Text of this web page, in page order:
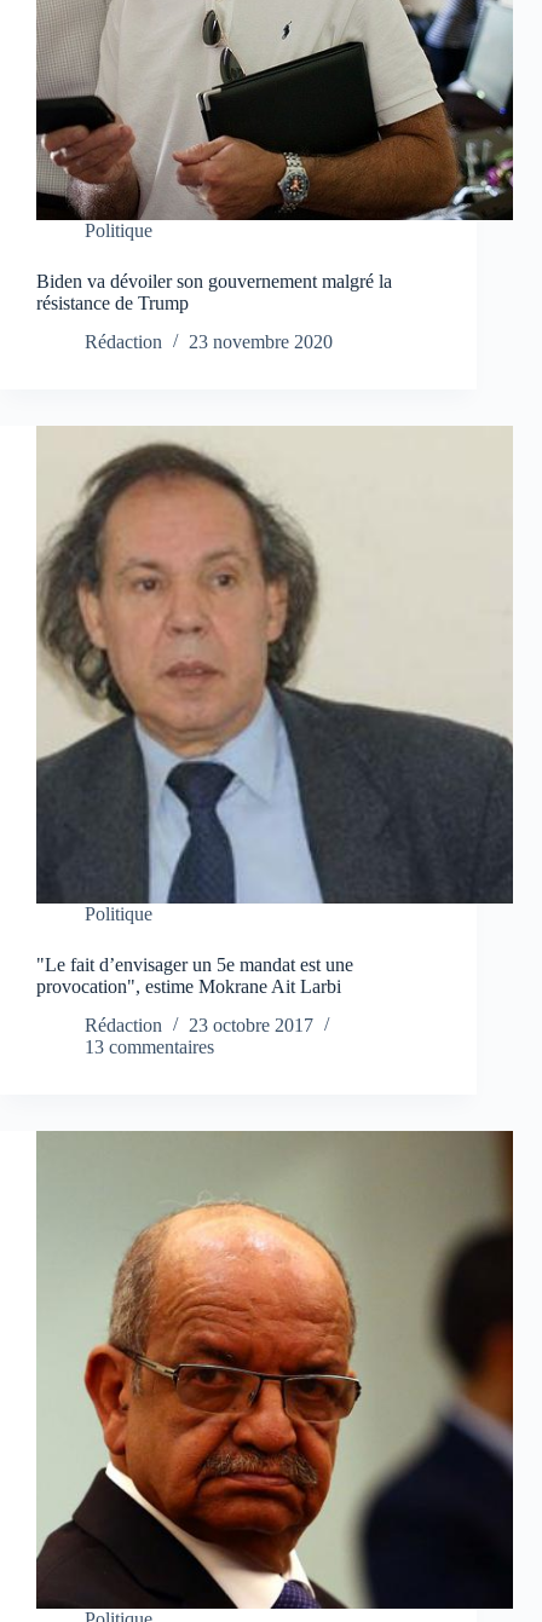
Politique
Biden va dévoiler son gouvernement malgré la
résistance de Trump
Rédaction
23 novembre 2020
Politique
"Le fait d’envisager un 5e mandat est une
provocation", estime Mokrane Ait Larbi
Rédaction
23 octobre 2017
13 commentaires